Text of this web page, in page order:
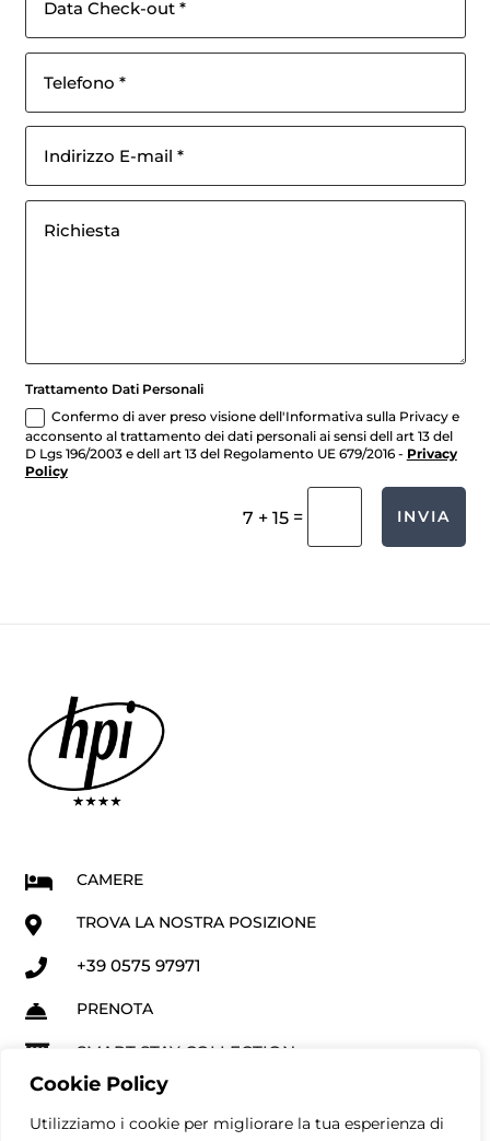
Cookie Policy
Utilizziamo i cookie per migliorare la tua esperienza di
Trattamento Dati Personali
Confermo di aver preso visione dell'Informativa sulla Privacy e
acconsento al trattamento dei dati personali ai sensi dell art 13 del
D Lgs 196/2003 e dell art 13 del Regolamento UE 679/2016 - Privacy
Policy
7 + 15= INVIA
 CAMERE
 TROVA LA NOSTRA POSIZIONE
 +39 0575 97971
 PRENOTA
 SMART STAY COLLECTION